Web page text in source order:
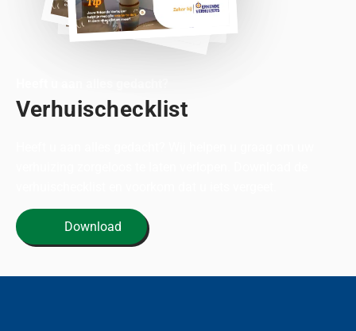
Verhuischecklist
Download